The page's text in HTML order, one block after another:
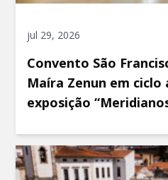
jul 29, 2026
Convento São
Maíra Zenun em ciclo
exposição